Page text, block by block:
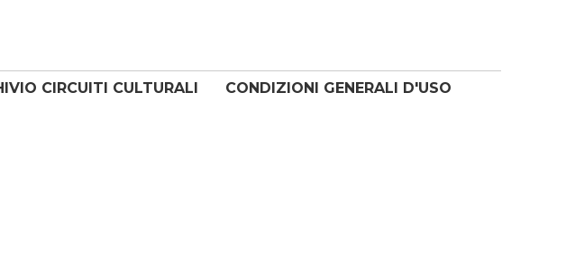
CIRCUITI CULTURALI CONDIZIONI GENERALI D'USO